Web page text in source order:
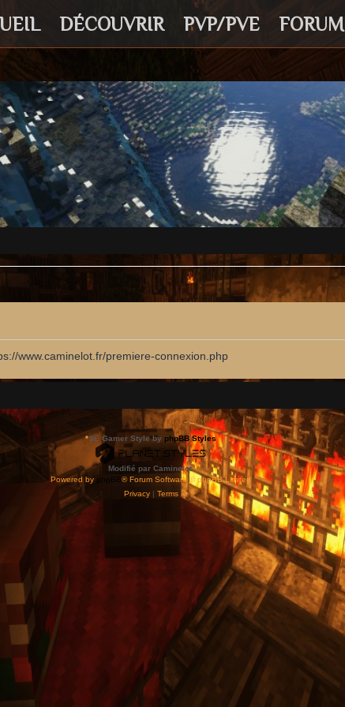
DÉCOUVRIR PVP/PVE FORUM
www.caminelot.fr/premiere-connexion.php
*SE Gamer Style by phpBB Styles
Modifié par Caminelot.
Powered by phpBB® Forum Software © phpBB Limited
Privacy| Terms